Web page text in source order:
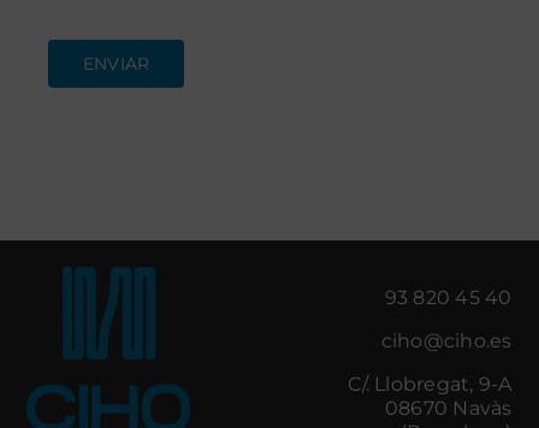
ENVIAR
93 820 45 40
ciho@ciho.es
C/. Llobregat, 9-A
08670 Navàs